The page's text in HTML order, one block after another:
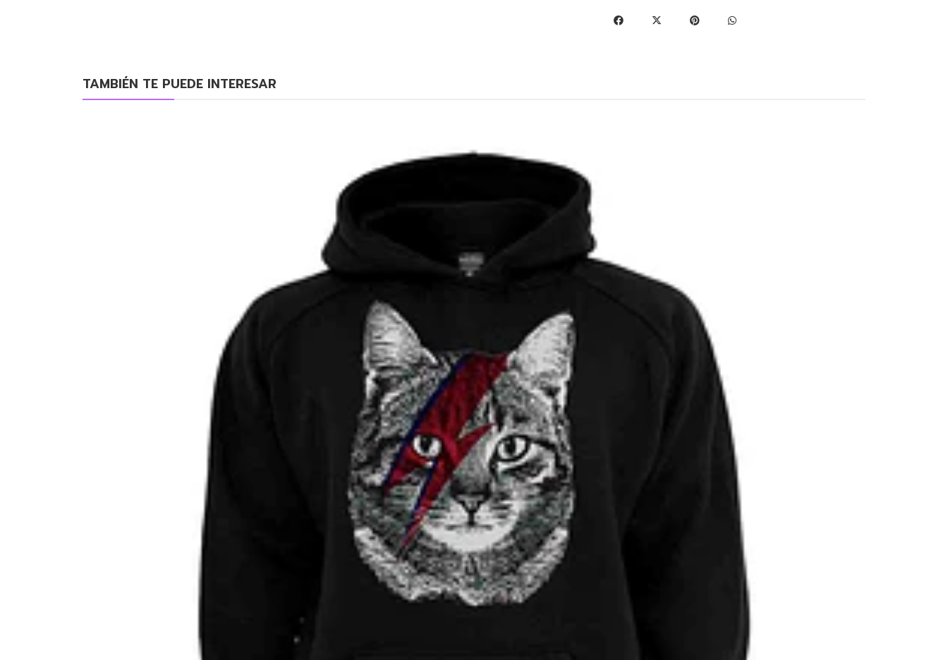
TAMBIÉN TE PUEDE INTERESAR